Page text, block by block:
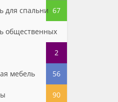
для спальни 67
общественных
2
мебель 56
90